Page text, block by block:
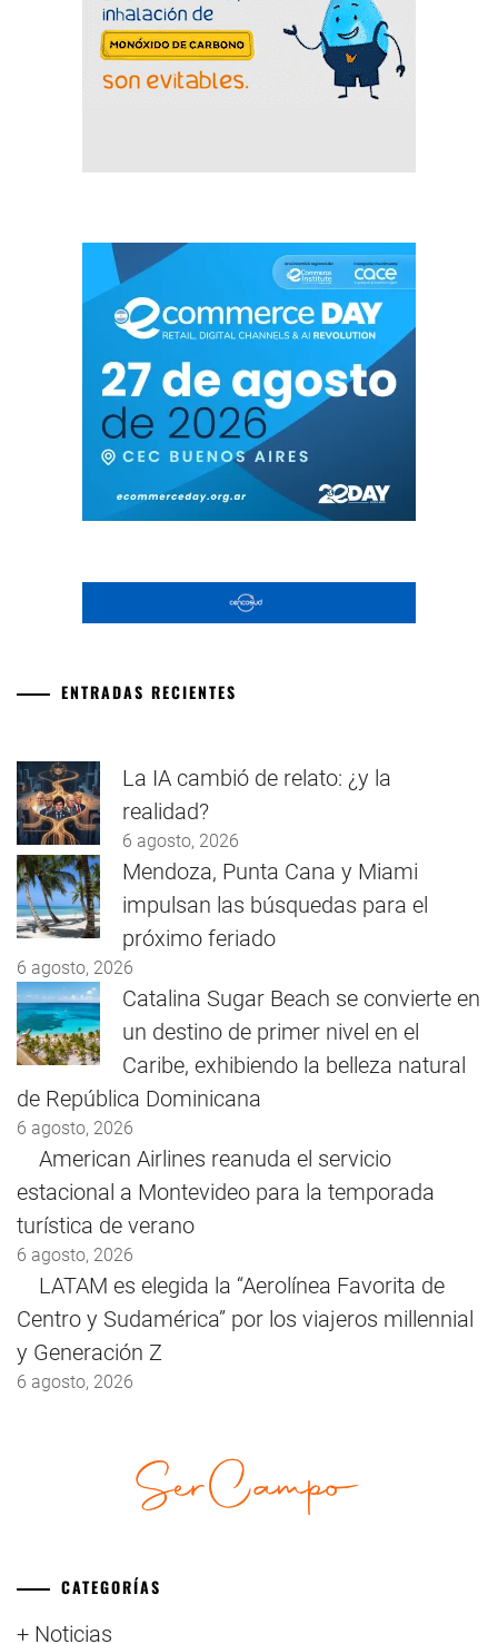
ENTRADAS RECIENTES
La IA cambió de relato: ¿y la
realidad?
6 agosto, 2026
Mendoza, Punta Cana y Miami
impulsan las búsquedas para el
próximo feriado
6 agosto, 2026
Catalina Sugar Beach se convierte en
un destino de primer nivel en el
Caribe, exhibiendo la belleza natural
de República Dominicana
6 agosto, 2026
American Airlines reanuda el servicio
estacional a Montevideo para la temporada
turística de verano
6 agosto, 2026
LATAM es elegida la “Aerolínea Favorita de
Centro y Sudamérica” por los viajeros millennial
y Generación Z
6 agosto, 2026
CATEGORÍAS
+ Noticias